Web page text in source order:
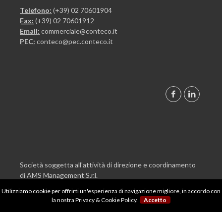
Telefono: (+39) 02 70601904
Fax: (+39) 02 70601912
Email: commerciale@conteco.it
PEC: conteco@pec.conteco.it
Società soggetta all'attività di direzione e coordinamento
di AMS Management S.r.l.
Utilizziamo cookie per offrirti un'esperienza di navigazione migliore, in accordo con
la nostra Privacy & Cookie Policy. Accetto